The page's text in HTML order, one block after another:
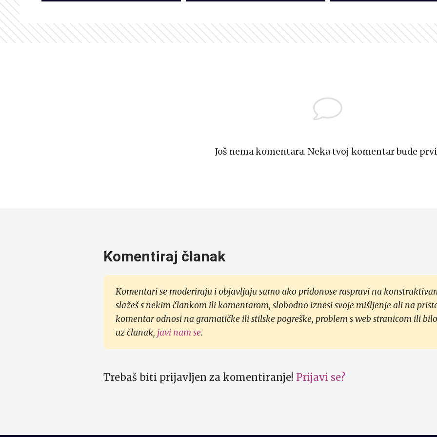
Još nema komentara. Neka tvoj komentar bude
Komentiraj članak
Komentari se moderiraju i objavljuju samo ako pridonose raspravi na
slažeš s nekim člankom ili komentarom, slobodno iznesi svoje mišljenje ali na
komentar odnosi na gramatičke ili stilske pogreške, problem s web stranicom ili
uz članak, javi nam se.
Trebaš biti prijavljen za komentiranje! Prijavi se?